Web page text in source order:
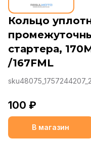
Кольцо
стартера,
/167FML
100 ₽
В магазин